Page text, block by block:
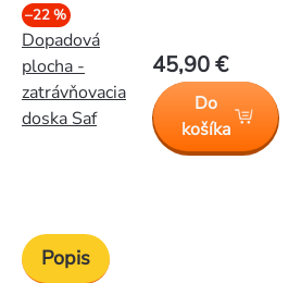
–22 %
Dopadová
plocha -
zatrávňovacia
doska Saf
45,90 €
Do
košíka
Popis